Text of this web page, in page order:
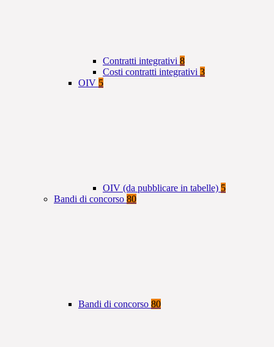
Contratti integrativi 8
Costi contratti integrativi 3
OIV 5
OIV (da pubblicare in tabelle) 5
Bandi di concorso 80
Bandi di concorso 80